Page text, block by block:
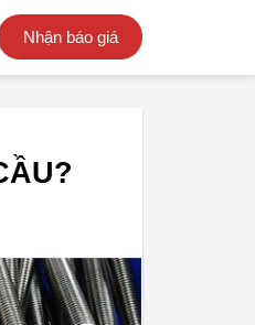
Nhận báo giá